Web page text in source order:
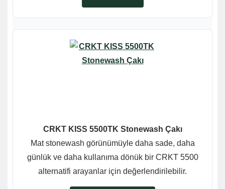
CRKT KISS 5500TK Stonewash Çakı
Mat stonewash görünümüyle daha sade, daha
günlük ve daha kullanıma dönük bir CRKT 5500
alternatifi arayanlar için değerlendirilebilir.